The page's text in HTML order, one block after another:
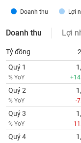
Doanh thu Lợi
Doanh thu Lợi
Tỷ đồng
Quý 1
% YoY
Quý 2
% YoY -
Quý 3
% YoY -
Quý 4